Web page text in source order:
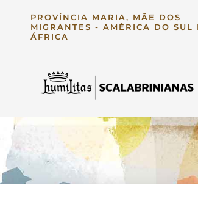
PROVÍNCIA MARIA, MÃE DOS
MIGRANTES - AMÉRICA DO SUL
ÁFRICA